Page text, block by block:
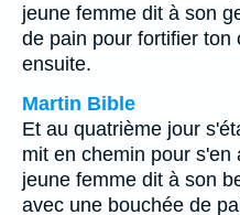
jeune femme dit à son
de pain pour fortifier ton
ensuite.
Martin Bible
Et au quatrième jour
mit en chemin pour
jeune femme dit à son
avec une bouchée de